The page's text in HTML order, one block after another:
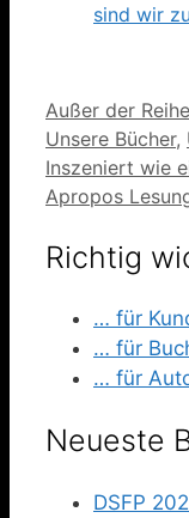
sind wir
Kategorien
Außer der Reihe
Unsere Bücher,
Inszeniert wie
Apropos
Richtig
… für
… für
… für
Neueste
DSFP